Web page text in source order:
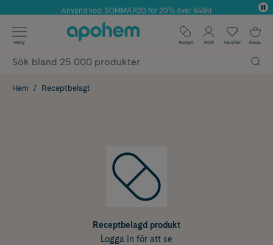
Årets Butik 2025 inom Skönhet
Använd kod: SOMMAR20 för 20% över 649kr
✓ Fri frakt
✓ Poäng på alla köp*
Meny Recept Profil Favoriter Kassa
Hem Receptbelagt
Receptbelagd produkt
Logga in för att se